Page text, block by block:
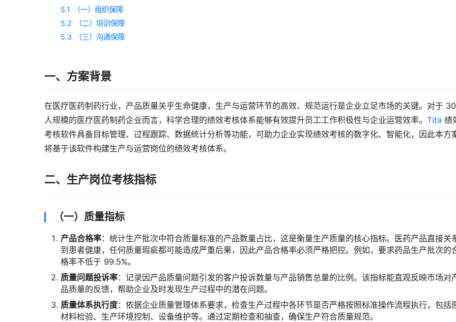
5.1
（一）组织保障
5.2
（二）培训保障
5.3
（三）沟通保障
一、方案背景
在医疗医药制药行业，产品质量关乎生命健康，生产与运营环节的高效、规范运行是企业立足市场的关键。对于
人规模的医疗医药制药企业而言，科学合理的绩效考核体系能够有效提升员工工作积极性与企业运营效率。 Tita 绩
考核软件具备目标管理、过程跟踪、数据统计分析等功能，可助力企业实现绩效考核的数字化、智能化，因此本方
将基于该软件构建生产与运营岗位的绩效考核体系。
二、生产岗位考核指标
（一）质量指标
产品合格率：统计生产批次中符合质量标准的产品数量占比，这是衡量生产质量的核心指标。医药产品直接关
到患者健康，任何质量瑕疵都可能造成严重后果，因此产品合格率必须严格把控。例如，要求药品生产批次的
格率不低于 99.5%。
质量问题投诉率：记录因产品质量问题引发的客户投诉数量与产品销售总量的比例。该指标能直观反映市场对
品质量的反馈，帮助企业及时发现生产过程中的潜在问题。
质量体系执行度：依据企业质量管理体系要求，检查生产过程中各环节是否严格按照标准操作流程执行，包括
材料检验、生产环境控制、设备维护等。通过定期检查和抽查，确保生产符合质量规范。